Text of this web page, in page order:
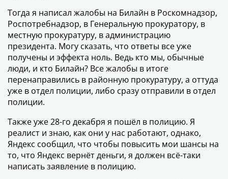
Тогда я написал жалобы на Билайн в Роскомнадзор,
Роспотребнадзор, в Генеральную прокуратору, в
местную прокуратуру, в администрацию
президента. Могу сказать, что ответы все уже
получены и эффекта ноль. Ведь кто мы, обычные
люди, и кто Билайн? Все жалобы в итоге
перенаправились в районную прокуратуру, а оттуда
уже в отдел полиции, либо сразу отправили в отдел
полиции.
Также уже 28-го декабря я пошёл в полицию. Я
реалист и знаю, как они у нас работают, однако,
Яндекс сообщил, что чтобы повысить мои шансы на
то, что Яндекс вернёт деньги, я должен всё-таки
написать заявление в полицию.